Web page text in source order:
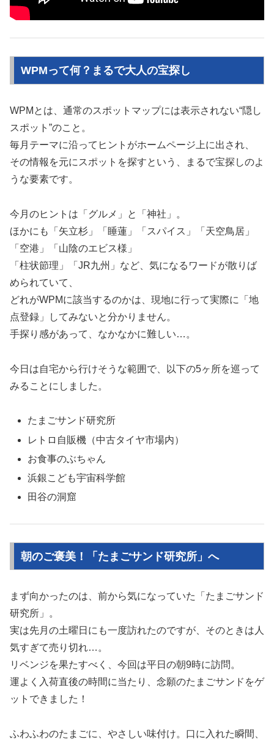
WPMって何？まるで大人の宝探し
WPMとは、通常のスポットマップには表示されない“隠し
スポット”のこと。
毎月テーマに沿ってヒントがホームページ上に出され、
その情報を元にスポットを探すという、まるで宝探しのよ
うな要素です。
今月のヒントは「グルメ」と「神社」。
ほかにも「矢立杉」「睡蓮」「スパイス」「天空鳥居」
「空港」「山陰のエビス様」
「柱状節理」「JR九州」など、気になるワードが散りば
められていて、
どれがWPMに該当するのかは、現地に行って実際に「地
点登録」してみないと分かりません。
手探り感があって、なかなかに難しい…。
今日は自宅から行けそうな範囲で、以下の5ヶ所を巡って
みることにしました。
たまごサンド研究所
レトロ自販機（中古タイヤ市場内）
お食事のぶちゃん
浜銀こども宇宙科学館
田谷の洞窟
朝のご褒美！「たまごサンド研究所」へ
まず向かったのは、前から気になっていた「たまごサンド
研究所」。
実は先月の土曜日にも一度訪れたのですが、そのときは人
気すぎて売り切れ…。
リベンジを果たすべく、今回は平日の朝9時に訪問。
運よく入荷直後の時間に当たり、念願のたまごサンドをゲ
ットできました！
ふわふわのたまごに、やさしい味付け。口に入れた瞬間、